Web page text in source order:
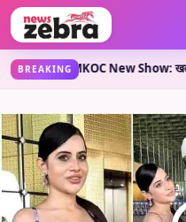
BREAKING
है?•TMKOC New Show: खत्म हुआ